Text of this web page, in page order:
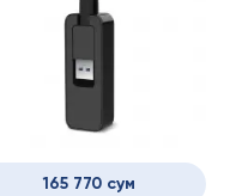
165 770 сум